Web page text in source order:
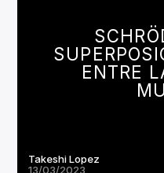
ARTISTA
Invencible
ENTRE
Takeshi Lopez
13/03/2023